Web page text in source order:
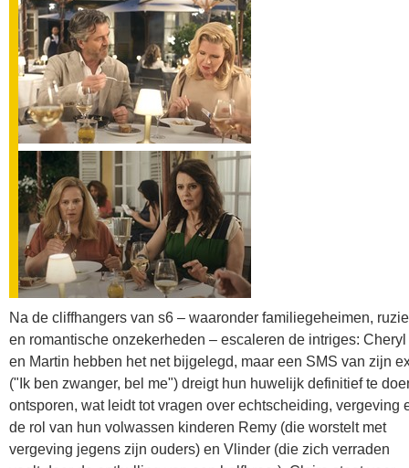
Na de cliffhangers van s6 – waaronder familiegeheimen,
en romantische onzekerheden – escaleren de intriges: Cheryl
en Martin hebben het net bijgelegd, maar een SMS van zijn
("Ik ben zwanger, bel me") dreigt hun huwelijk definitief te
ontsporen, wat leidt tot vragen over echtscheiding, vergeving
de rol van hun volwassen kinderen Remy (die worstelt met
vergeving jegens zijn ouders) en Vlinder (die zich verraden